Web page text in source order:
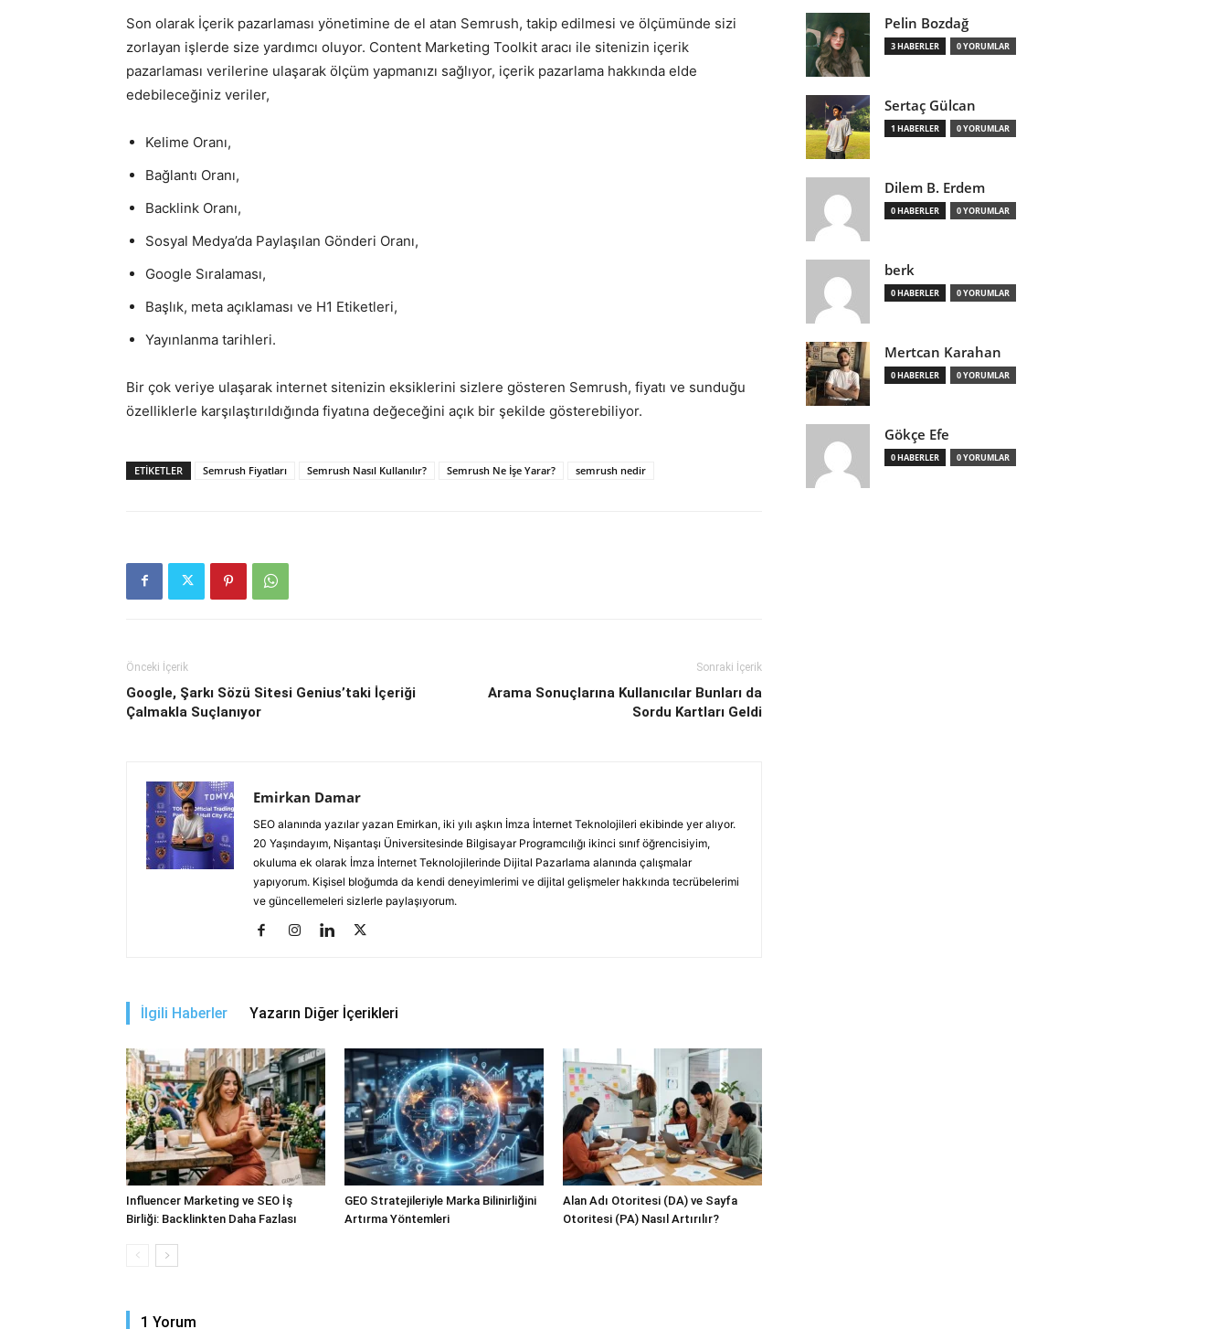
Son olarak İçerik pazarlaması yönetimine de el atan Semrush, takip edilmesi ve ölçümünde sizi
zorlayan işlerde size yardımcı oluyor. Content Marketing Toolkit aracı ile sitenizin içerik
pazarlaması verilerine ulaşarak ölçüm yapmanızı sağlıyor, içerik pazarlama hakkında elde
edebileceğiniz veriler,
Kelime Oranı,
Bağlantı Oranı,
Backlink Oranı,
Sosyal Medya’da Paylaşılan Gönderi Oranı,
Google Sıralaması,
Başlık, meta açıklaması ve H1 Etiketleri,
Yayınlanma tarihleri.
Bir çok veriye ulaşarak internet sitenizin eksiklerini sizlere gösteren Semrush, fiyatı ve sunduğu
özelliklerle karşılaştırıldığında fiyatına değeceğini açık bir şekilde gösterebiliyor.
ETIKETLER Semrush Fiyatları Semrush Nasıl Kullanılır? Semrush Ne İşe Yarar? semrush nedir
Önceki İçerik
Google, Şarkı Sözü Sitesi Genius’taki İçeriği
Çalmakla Suçlanıyor
Sonraki İçerik
Arama Sonuçlarına Kullanıcılar Bunları da
Sordu Kartları Geldi
Emirkan Damar
SEO alanında yazılar yazan Emirkan, iki yılı aşkın İmza İnternet Teknolojileri ekibinde yer alıyor.
20 Yaşındayım, Nişantaşı Üniversitesinde Bilgisayar Programcılığı ikinci sınıf öğrencisiyim,
okuluma ek olarak İmza İnternet Teknolojilerinde Dijital Pazarlama alanında çalışmalar
yapıyorum. Kişisel bloğumda da kendi deneyimlerimi ve dijital gelişmeler hakkında tecrübelerimi
ve güncellemeleri sizlerle paylaşıyorum.
İlgili Haberler Yazarın Diğer İçerikleri
Influencer Marketing ve SEO İş
Birliği: Backlinkten Daha Fazlası
GEO Stratejileriyle Marka Bilinirliğini
Artırma Yöntemleri
Alan Adı Otoritesi (DA) ve Sayfa
Otoritesi (PA) Nasıl Artırılır?
1 Yorum
Pelin Bozdağ
3 HABERLER 0 YORUMLAR
Sertaç Gülcan
1 HABERLER 0 YORUMLAR
Dilem B. Erdem
0 HABERLER 0 YORUMLAR
berk
0 HABERLER 0 YORUMLAR
Mertcan Karahan
0 HABERLER 0 YORUMLAR
Gökçe Efe
0 HABERLER 0 YORUMLAR